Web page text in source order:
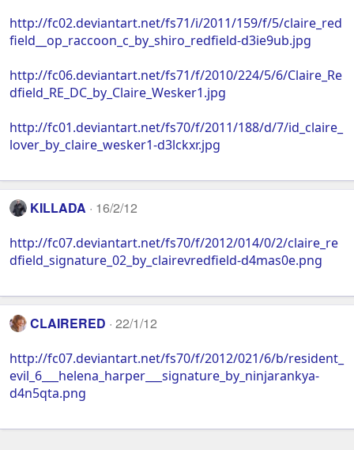
http://fc02.deviantart.net/fs71/i/2011/159/f/5/claire_red
field__op_raccoon_c_by_shiro_redfield-d3ie9ub.jpg
http://fc06.deviantart.net/fs71/f/2010/224/5/6/Claire_Re
dfield_RE_DC_by_Claire_Wesker1.jpg
http://fc01.deviantart.net/fs70/f/2011/188/d/7/id_claire_
lover_by_claire_wesker1-d3lckxr.jpg
KILLADA 16/2/12
http://fc07.deviantart.net/fs70/f/2012/014/0/2/claire_re
dfield_signature_02_by_clairevredfield-d4mas0e.png
CLAIRERED 22/1/12
http://fc07.deviantart.net/fs70/f/2012/021/6/b/resident_
evil_6___helena_harper___signature_by_ninjarankya-
d4n5qta.png